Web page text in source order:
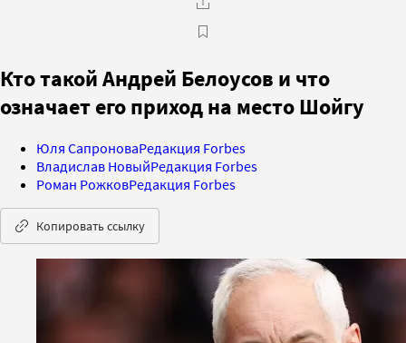
Кто такой Андрей Белоусов и что
означает его приход на место Шойгу
Юля СапроноваРедакция Forbes
Владислав НовыйРедакция Forbes
Роман РожковРедакция Forbes
Копировать ссылку